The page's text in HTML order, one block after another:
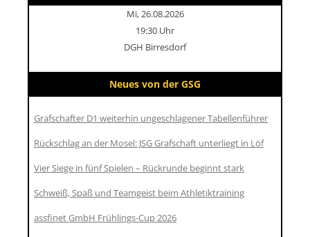
Mi, 26.08.2026
19:30 Uhr
DGH Birresdorf
Neues von der GSG
Grafschafter D1 weiterhin ungeschlagener Tabellenführer
Rückschlag an der Mosel: JSG Grafschaft unterliegt in Löf
Vier Siege in fünf Spielen – Rückrunde beginnt stark
Schweiß, Spaß und Teamgeist beim Athletiktraining
assfinet GmbH Frühlings-Cup 2026